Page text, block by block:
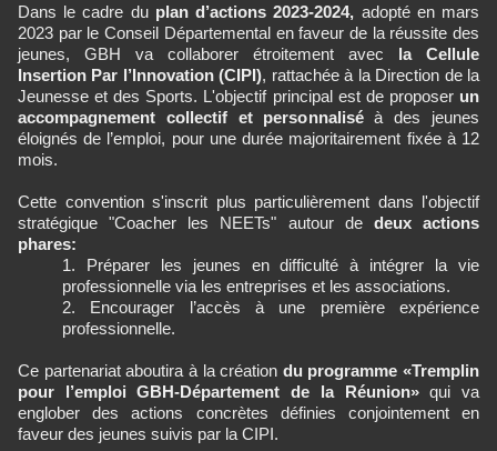
Dans le cadre du plan d’actions 2023-2024, adopté en mars
2023 par le Conseil Départemental en faveur de la réussite des
jeunes, GBH va collaborer étroitement avec la Cellule
Insertion Par l’Innovation (CIPI), rattachée à la Direction de la
Jeunesse et des Sports. L'objectif principal est de proposer un
accompagnement collectif et personnaliséà des jeunes
éloignés de l’emploi, pour une durée majoritairement fixée à 12
mois.
Cette convention s'inscrit plus particulièrement dans l'objectif
stratégique "Coacher les NEETs" autour de deux actions
phares:
Préparer les jeunes en difficulté à intégrer la vie
professionnelle via les entreprises et les associations.
Encourager l’accès à une première expérience
professionnelle.
Ce partenariat aboutira à la création du programme «Tremplin
pour l’emploi GBH-Département de la Réunion»qui va
englober des actions concrètes définies conjointement en
faveur des jeunes suivis par la CIPI.